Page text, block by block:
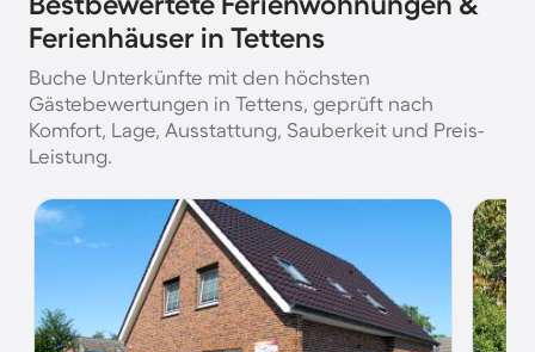
Ferienhäuser in Tettens
Buche Unterkünfte mit den höchsten
Gästebewertungen in Tettens, geprüft nach
Komfort, Lage, Ausstattung, Sauberkeit und Preis-
Leistung.